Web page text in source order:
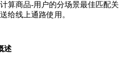
算商品-用户的分场景最佳匹配关
给线上通路使用。
述